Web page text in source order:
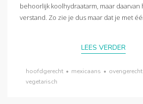
behoorlijk koolhydraatarm, maar daarvan
verstand. Zo zie je dus maar dat je met
LEES VERDER
hoofdgerecht • mexicaans • ovengerecht
vegetarisch